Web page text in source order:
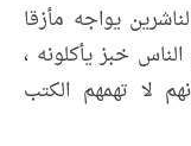
يواجه مأزقا
الناس خبز يأكلونه ،
لا تهمهم الكتب